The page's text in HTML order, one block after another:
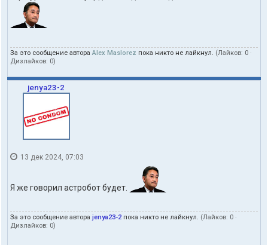
За это сообщение автора Alex Maslorez пока никто не лайкнул. (Лайков: 0 ·
Дизлайков: 0)
jenya23-2
13 дек 2024, 07:03
Я же говорил астробот будет.
За это сообщение автора jenya23-2 пока никто не лайкнул. (Лайков: 0 ·
Дизлайков: 0)